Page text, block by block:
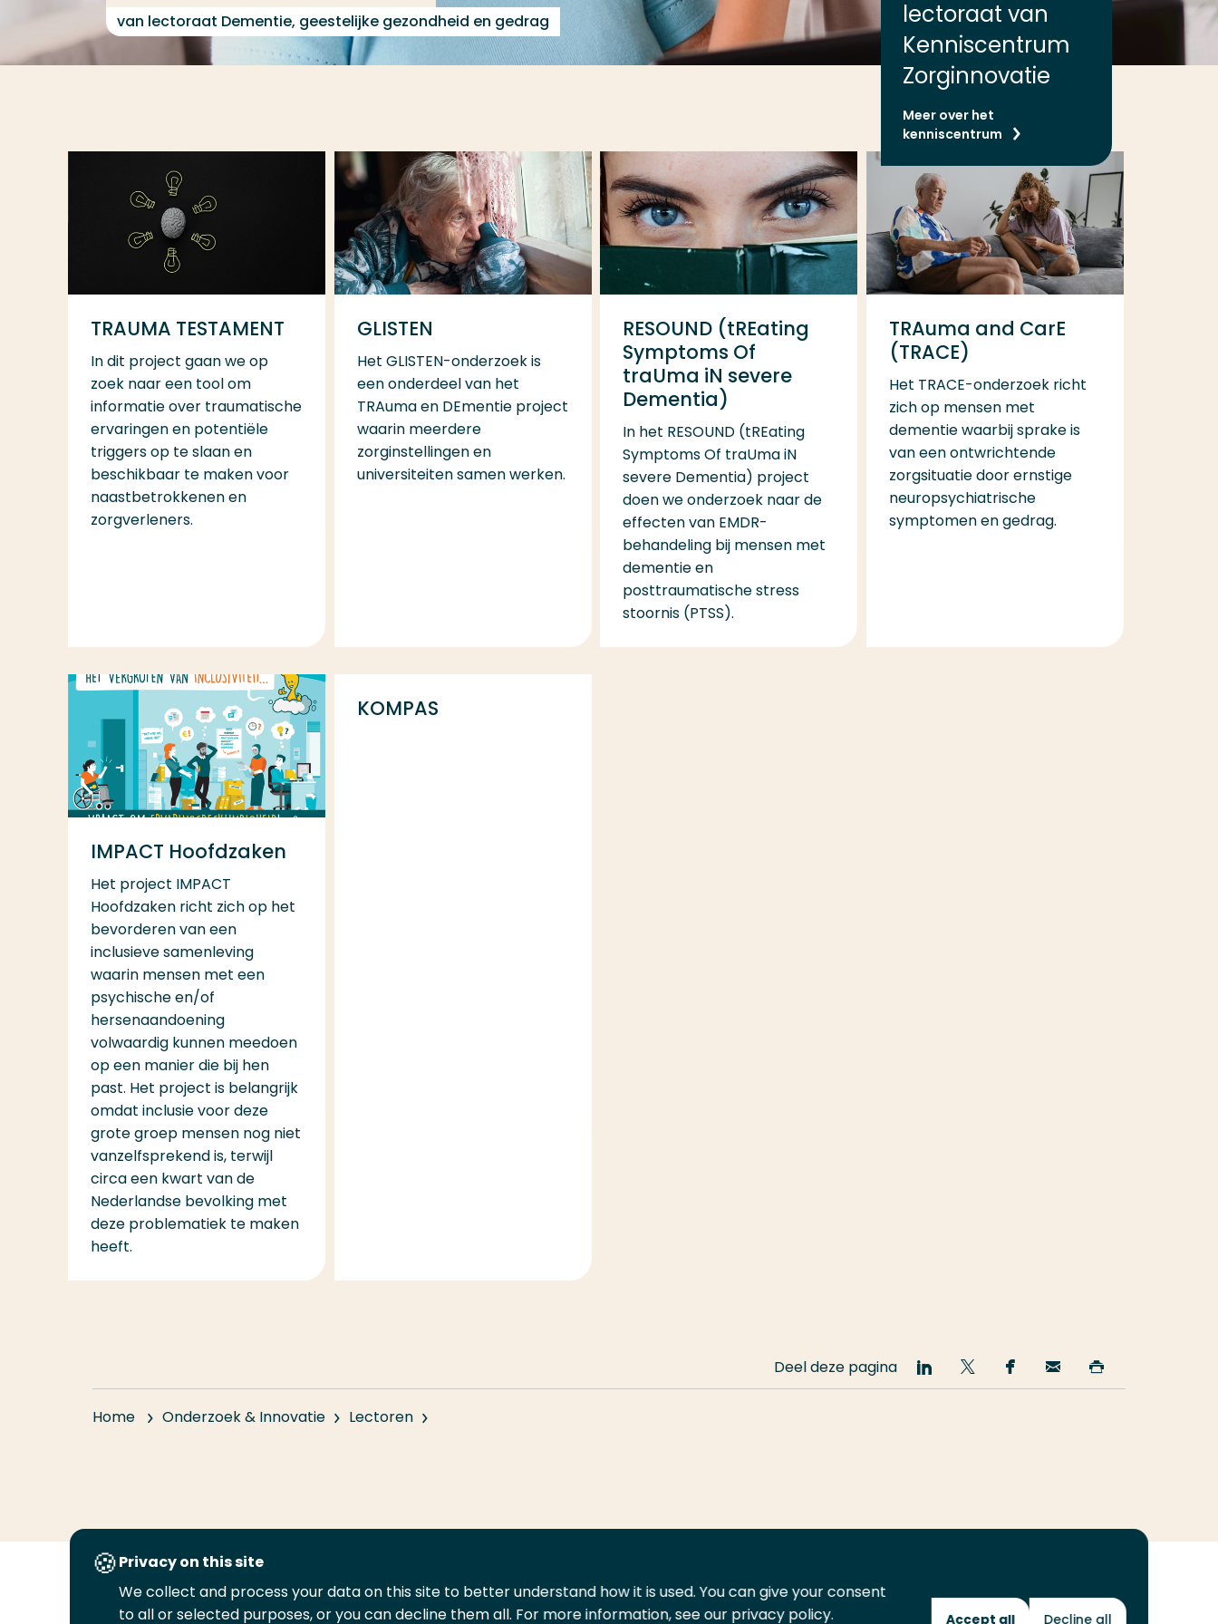
van lectoraat Dementie, geestelijke gezondheid en gedrag
lectoraat van
Kenniscentrum
Zorginnovatie
Meer over het
kenniscentrum
TRAUMA TESTAMENT
In dit project gaan we op
zoek naar een tool om
informatie over traumatische
ervaringen en potentiële
triggers op te slaan en
beschikbaar te maken voor
naastbetrokkenen en
zorgverleners.
GLISTEN
Het GLISTEN-onderzoek is
een onderdeel van het
TRAuma en DEmentie project
waarin meerdere
zorginstellingen en
universiteiten samen werken.
RESOUND (tREating
Symptoms Of
traUma iN severe
Dementia)
In het RESOUND (tREating
Symptoms Of traUma iN
severe Dementia) project
doen we onderzoek naar de
effecten van EMDR-
behandeling bij mensen met
dementie en
posttraumatische stress
stoornis (PTSS).
TRAuma and CarE
(TRACE)
Het TRACE-onderzoek richt
zich op mensen met
dementie waarbij sprake is
van een ontwrichtende
zorgsituatie door ernstige
neuropsychiatrische
symptomen en gedrag.
IMPACT Hoofdzaken
Het project IMPACT
Hoofdzaken richt zich op het
bevorderen van een
inclusieve samenleving
waarin mensen met een
psychische en/of
hersenaandoening
volwaardig kunnen meedoen
op een manier die bij hen
past. Het project is belangrijk
omdat inclusie voor deze
grote groep mensen nog niet
vanzelfsprekend is, terwijl
circa een kwart van de
Nederlandse bevolking met
deze problematiek te maken
heeft.
KOMPAS
Home Onderzoek & Innovatie Lectoren
Deel deze pagina
Deel
op
Deel
op
Deel
op
Email
deze deze
VolgVolgVolgVolg
Privacy on this site
We collect and process your data on this site to better understand how it is used. You can give your consent
to all or selected purposes, or you can decline them all. For more information, see our privacy policy.
Accept all Decline all